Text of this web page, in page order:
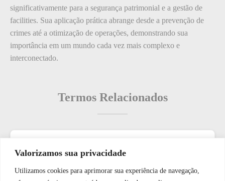
Valorizamos sua privacidade
Utilizamos cookies para aprimorar sua experiência de navegação,
significativamente para a segurança patrimonial e a gestão de
facilities. Sua aplicação prática abrange desde a prevenção de
crimes até a otimização de operações, demonstrando sua
importância em um mundo cada vez mais complexo e
interconectado.
Termos Relacionados
O que é: Oferta de Equipamentos de Vigilância de Rede de